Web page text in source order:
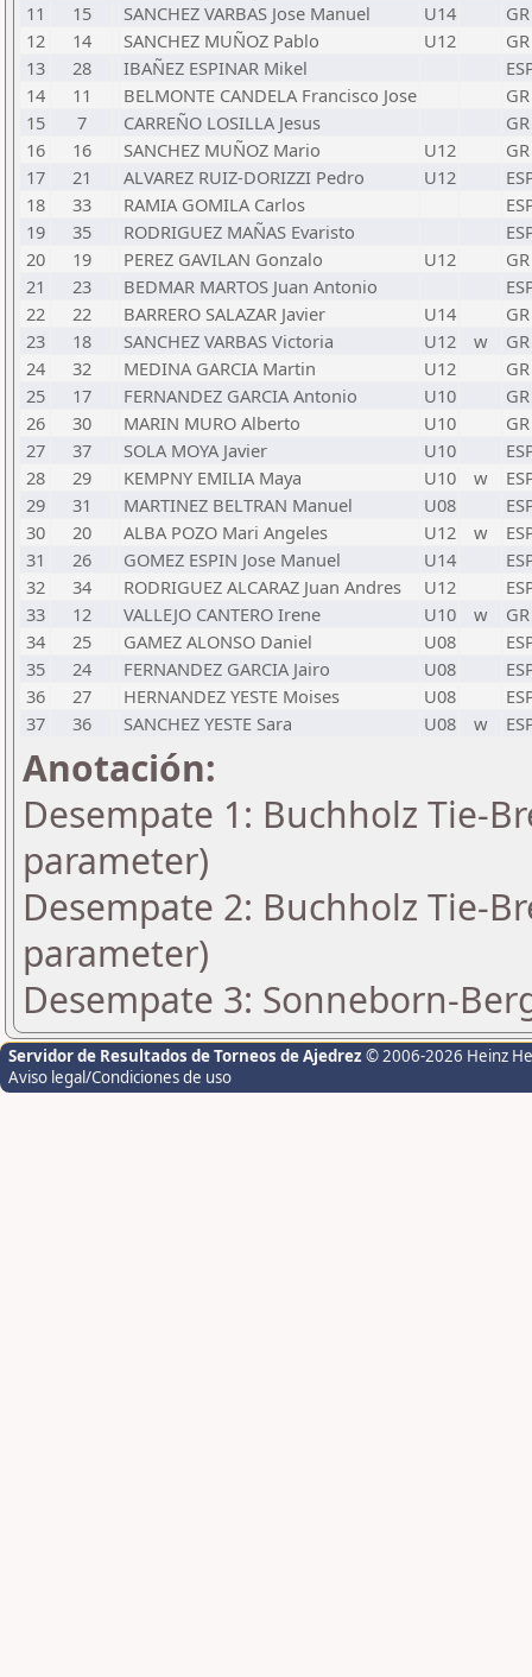
11
15 SANCHEZ VARBAS Jose Manuel U14
GR
12
14 SANCHEZ MUÑOZ Pablo U12
GR
13
28 IBAÑEZ ESPINAR Mikel
14
11 BELMONTE CANDELA Francisco Jose
GR
15
7 CARREÑO LOSILLA Jesus
GR
16
16 SANCHEZ MUÑOZ Mario U12
GR
17
21 ALVAREZ RUIZ-DORIZZI Pedro U12
18
33 RAMIA GOMILA Carlos
19
35 RODRIGUEZ MAÑAS Evaristo
20
19 PEREZ GAVILAN Gonzalo U12
GR
21
23 BEDMAR MARTOS Juan Antonio
22
22 BARRERO SALAZAR Javier U14
GR
23
18 SANCHEZ VARBAS Victoria U12 w
GR
24
32 MEDINA GARCIA Martin U12
GR
25
17 FERNANDEZ GARCIA Antonio U10
GR
26
30 MARIN MURO Alberto U10
GR
27
37 SOLA MOYA Javier U10
28
29 KEMPNY EMILIA Maya U10 w
29
31 MARTINEZ BELTRAN Manuel U08
30
20 ALBA POZO Mari Angeles U12 w
31
26 GOMEZ ESPIN Jose Manuel U14
32
34 RODRIGUEZ ALCARAZ Juan Andres U12
33
12 VALLEJO CANTERO Irene U10 w
GR
34
25 GAMEZ ALONSO Daniel U08
35
24 FERNANDEZ GARCIA Jairo U08
36
27 HERNANDEZ YESTE Moises U08
37
36 SANCHEZ YESTE Sara U08 w
Anotación:
Desempate 1: Buchholz Tie-
parameter)
Desempate 2: Buchholz Tie-
parameter)
Desempate 3: Sonneborn-
Servidor de Resultados de Torneos de Ajedrez © 2006-2026 Heinz
Aviso legal/Condiciones de uso